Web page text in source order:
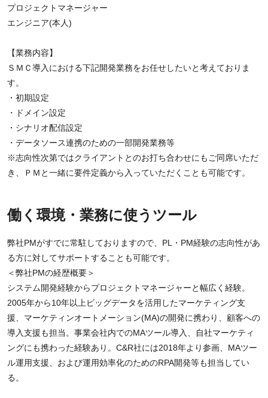
プロジェクトマネージャー
エンジニア(本人)
【業務内容】
ＳＭＣ導入における下記開発業務をお任せしたいと考えておりま
す。
・初期設定
・ドメイン設定
・シナリオ配信設定
・データソース連携のための一部開発業務等
※志向性次第ではクライアントとのお打ち合わせにもご同席いただ
き、ＰＭと一緒に要件定義から入っていただくことも可能です。
働く環境・業務に使うツール
弊社PMがすでに常駐しておりますので、PL・PM経験の志向性があ
る方に対してサポートすることも可能です。
＜弊社PMの経歴概要＞
システム開発経験からプロジェクトマネージャーと幅広く経験。
2005年から10年以上ビッグデータを活用したマーケティング支
援、マーケティンオートメーション(MA)の開発に携わり、顧客への
導入支援も担当。事業会社内でのMAツール導入、自社マーケティ
ングにも携わった経験あり。C&R社には2018年より参画、MAツー
ル運用支援、および運用効率化のためのRPA開発等も担当してい
る。